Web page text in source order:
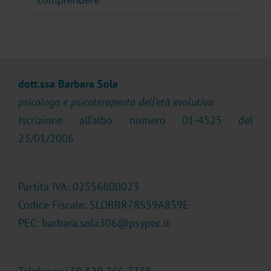
dott.ssa Barbara Sola
psicologa e psicoterapeuta dell’età evolutiva
Iscrizione all’albo numero 01-4525 del
23/01/2006
Partita IVA: 02556800023
Codice Fiscale: SLOBBR78S59A859E
PEC: barbara.sola306@psypec.it